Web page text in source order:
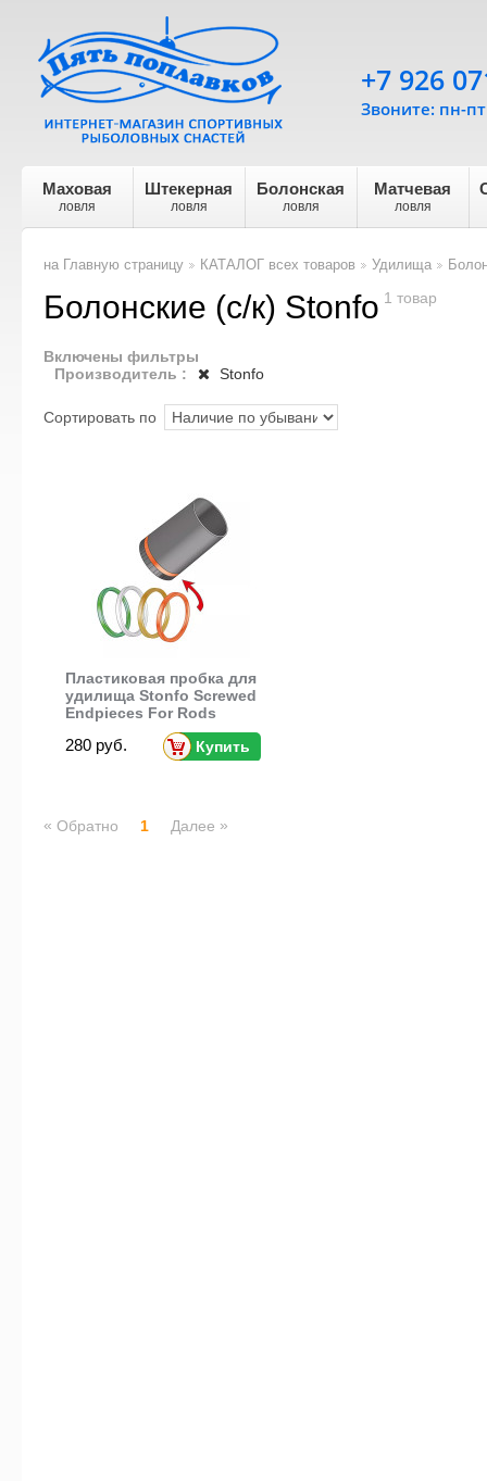
Маховая
ловля
Штекерная
ловля
Болонская
ловля
Матчевая
ловля
+7 926
Звоните: пн-
на Главную страницу
КАТАЛОГ всех товаров
Удилища
Болонские (с/к) Stonfo 1 товар
Включены фильтры
Производитель :
Stonfo
Сортировать по
Пластиковая пробка для
удилища Stonfo Screwed
Endpieces For Rods
280 руб. Купить
« Обратно 1 Далее »